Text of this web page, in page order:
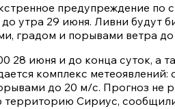
предупреждение по
утра 29 июня. Ливни будут
градом и порывами ветра
28 июня и до конца суток, а
комплекс метеоявлений:
до 20 м/с. Прогноз не
территорию Сириус,